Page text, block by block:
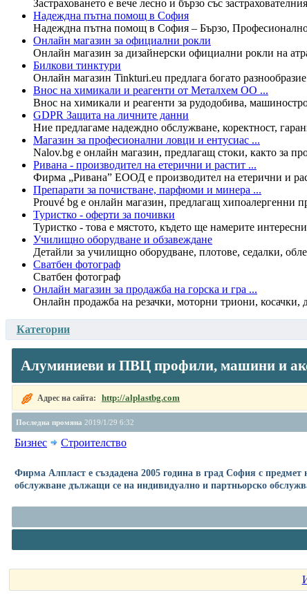
Застраховането е вече лесно и бързо със
Надеждна пътна помощ в София
Надеждна пътна помощ в София – Бързо,
Онлайн магазин за официални рокли
Онлайн магазин за дизайнерски официални рокли на
Билкови тинктури
Онлайн магазин Tinkturi.eu предлага богато
Внос на химикали и реагенти от Металхем ОО ...
Внос на химикали и реагенти за рудодобива,
GDPR Защита на личните данни
Ние предлагаме надеждно обслужване, коректност,
Магазин за професионални ловци и ентусиас ...
Nalov.bg е онлайн магазин, предлагащ стоки, както за
Ривана - производител на етерични и растит ...
Фирма „Ривана” ЕООД е производител на етерични и
Препарати за почистване, парфюми и минера ...
Prouvé bg е онлайн магазин, предлагащ хипоалергенни
Туристко - оферти за почивки
Туристко - това е мястото, където ще намерите
Училищно оборудване и обзавеждане
Детайли за училищно оборудване, плотове, седалки,
Сватбен фотограф
Сватбен фотограф
Онлайн магазин за продажба на горска и гра ...
Онлайн продажба на резачки, моторни триони, косачки,
Категории
Алуминиеви и ПВЦ профили, машини и
Адрес на сайта: http://alplastbg.com
Последна промяна 2019/1/29 6:32
Бизнес Строителство
Фирма Алпласт е създадена 2005 година в град София с
обслужване дължащи се на индивидуално и партньорско